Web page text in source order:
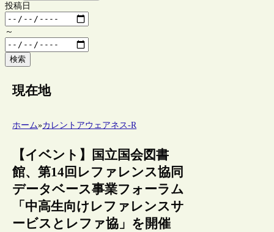
投稿日
～
検索
現在地
ホーム»カレントアウェアネス-R
【イベント】国立国会図書
館、第14回レファレンス協同
データベース事業フォーラム
「中高生向けレファレンスサ
ービスとレファ協」を開催